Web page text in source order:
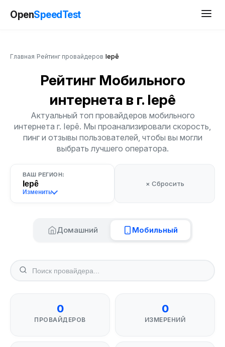
OpenSpeedTest
Главная Рейтинг провайдеров Iepê
Рейтинг Мобильного
интернета в г. Iepê
Актуальный топ провайдеров мобильного
интернета г. Iepê. Мы проанализировали скорость,
пинг и отзывы пользователей, чтобы вы могли
выбрать лучшего оператора.
ВАШ РЕГИОН:
Iepê
Изменить
× Сбросить
Домашний Мобильный
0
ПРОВАЙДЕРОВ
0
ИЗМЕРЕНИЙ